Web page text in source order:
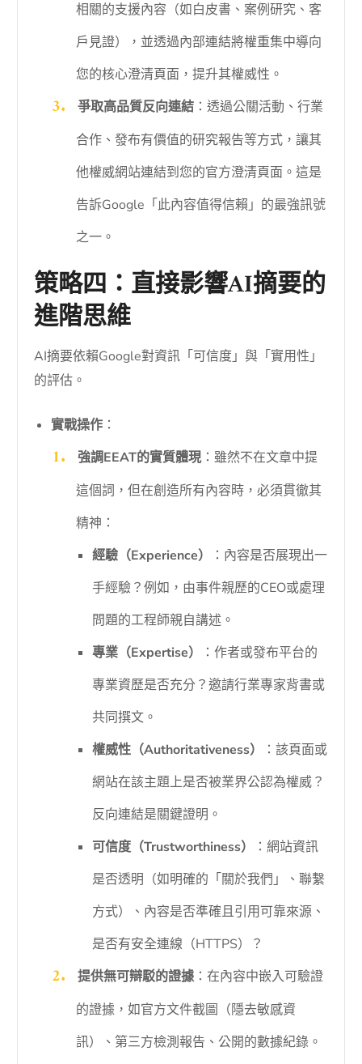
相關的支援內容（如白皮書、案例研究、客
戶見證），並透過內部連結將權重集中導向
您的核心澄清頁面，提升其權威性。
爭取高品質反向連結：透過公關活動、行業
合作、發布有價值的研究報告等方式，讓其
他權威網站連結到您的官方澄清頁面。這是
告訴Google「此內容值得信賴」的最強訊號
之一。
策略四：直接影響AI摘要的
進階思維
AI摘要依賴Google對資訊「可信度」與「實用性」
的評估。
實戰操作 ：
強調EEAT的實質體現：雖然不在文章中提
這個詞，但在創造所有內容時，必須貫徹其
精神：
經驗（Experience）
：內容是否展現出一
手經驗？例如，由事件親歷的CEO或處理
問題的工程師親自講述。
專業（Expertise）
：作者或發布平台的
專業資歷是否充分？邀請行業專家背書或
共同撰文。
權威性（Authoritativeness）
：該頁面或
網站在該主題上是否被業界公認為權威？
反向連結是關鍵證明。
可信度（Trustworthiness）
：網站資訊
是否透明（如明確的「關於我們」、聯繫
方式）、內容是否準確且引用可靠來源、
是否有安全連線（HTTPS）？
提供無可辯駁的證據：在內容中嵌入可驗證
的證據，如官方文件截圖（隱去敏感資
訊）、第三方檢測報告、公開的數據紀錄。